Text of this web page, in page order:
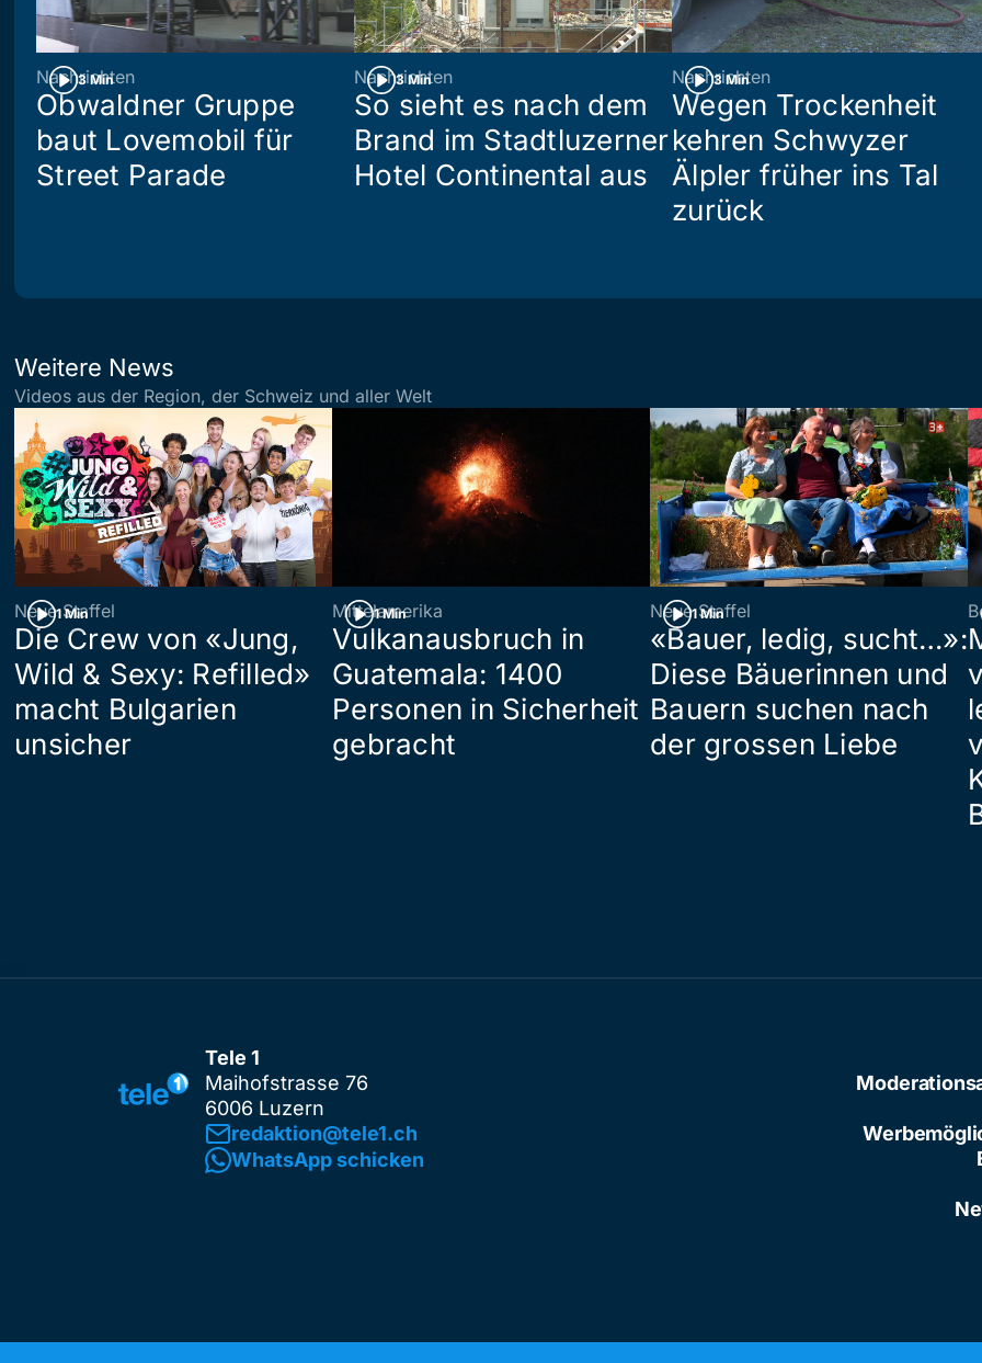
3 Min
Nachrichten
Obwaldner Gruppe
baut Lovemobil für
Street Parade
3 Min
Nachrichten
So sieht es nach dem
Brand im Stadtluzerner
Hotel Continental aus
3 Min
Nachrichten
Wegen Trockenheit
kehren Schwyzer
Älpler früher ins Tal
zurück
Weitere News
Videos aus der Region, der Schweiz und aller Welt
1 Min
Neue Staffel
Die Crew von «Jung,
Wild & Sexy: Refilled»
macht Bulgarien
unsicher
1 Min
Mittelamerika
Vulkanausbruch in
Guatemala: 1400
Personen in Sicherheit
gebracht
1 Min
Neue Staffel
«Bauer, ledig, sucht…»:
Diese Bäuerinnen und
Bauern suchen nach
der grossen Liebe
Tele 1
Maihofstrasse 76
6006 Luzern
redaktion@tele1.ch
WhatsApp schicken